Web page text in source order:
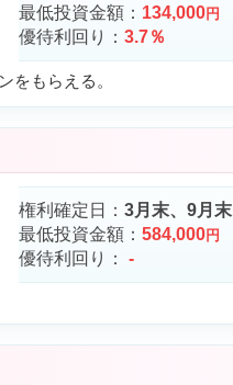
最低投資金額： 134,000円
優待利回り： 3.7％
をもらえる。
権利確定日： 3月末、9月末
最低投資金額： 584,000円
優待利回り： -